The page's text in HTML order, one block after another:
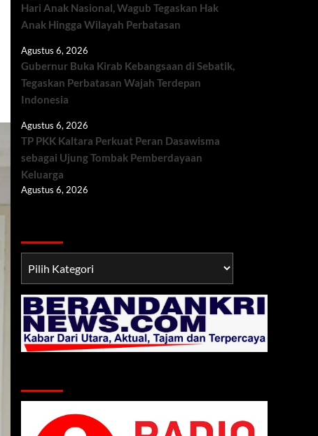
Hari Anak Nasional, Wagub Tegaskan Hak
Anak Hingga Wilayah Perbatasan
Agustus 6, 2026
Gubernur Buka Kirab Kebangsaan di Sebatik,
Tegaskan Perbatasan Wajah Terdepan
Indonesia
Agustus 6, 2026
TP PKK Kaltara Perkuat Peran Dasawisma
sebagai Ujung Tombak Pemberdayaan
Keluarga
Agustus 6, 2026
TNI/POLRI